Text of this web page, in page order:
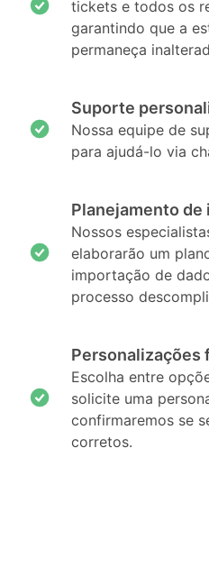
tickets e todos os
garantindo que a
permaneça
Suporte
Nossa equipe de
para ajudá-lo via
Planejamento
Nossos
elaborarão um
importação de
processo
Personalizações
Escolha entre
solicite uma
confirmaremos se
corretos.